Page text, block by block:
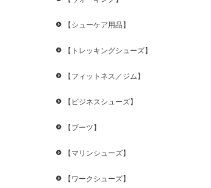
【シューケア用品】
【トレッキングシューズ】
【フィットネス／ジム】
【ビジネスシューズ】
【ブーツ】
【マリンシューズ】
【ワークシューズ】